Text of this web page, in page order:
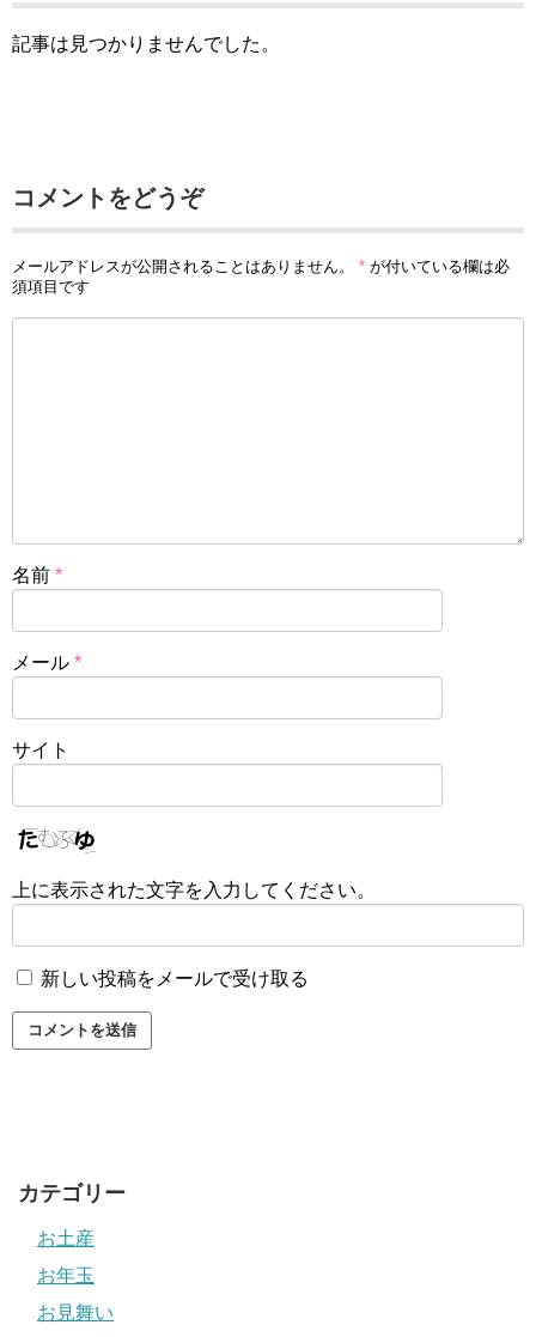
記事は見つかりませんでした。
コメントをどうぞ
メールアドレスが公開されることはありません。 * が付いている欄は必
須項目です
名前 *
メール *
サイト
上に表示された文字を入力してください。
新しい投稿をメールで受け取る
カテゴリー
お土産
お年玉
お見舞い